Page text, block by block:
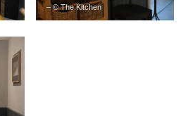
– © The Kitchen